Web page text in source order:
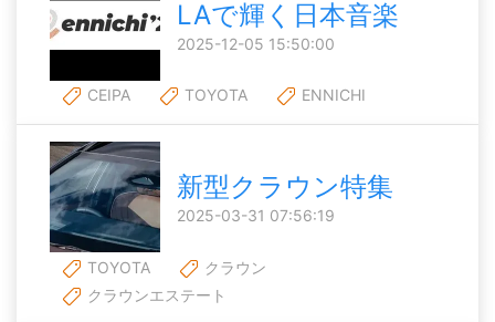
LAで輝く日本音楽
2025-12-05 15:50:00
CEIPA TOYOTA ENNICHI
新型クラウン特集
2025-03-31 07:56:19
TOYOTA
クラウン
クラウンエステート